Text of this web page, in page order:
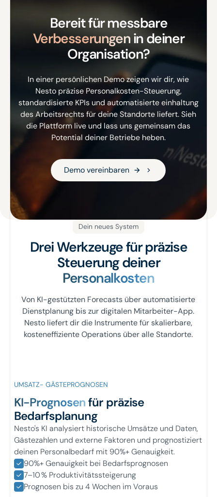
Bereit für messbare
Verbesserungenin deiner
Organisation?
In einer persönlichen Demo zeigen wir dir, wie
Nesto präzise Personalkosten-Steuerung,
standardisierte KPIs und automatisierte einhaltung
des Arbeitsrechts für deine Standorte liefert. Sieh
die Plattform live und lass uns gemeinsam das
Potential deiner Betriebe heben.
Demo vereinbaren
Demo vereinbaren
Dein neues System
Drei Werkzeuge für präzise
Steuerung deiner
Personalkosten
Von KI-gestützten Forecasts über automatisierte
Dienstplanung bis zur digitalen Mitarbeiter-App.
Nesto liefert dir die Instrumente für skalierbare,
kosteneffiziente Operations über alle Standorte.
UMSATZ- GÄSTEPROGNOSEN
KI-Prognosenfür präzise
Bedarfsplanung
Nesto's KI analysiert historische Umsätze und Daten,
Gästezahlen und externe Faktoren und prognostiziert
deinen Personalbedarf mit 90%+ Genauigkeit.
90%+ Genauigkeit bei Bedarfsprognosen
7–10 % Produktivitätssteigerung
Prognosen bis zu 4 Wochen im Voraus